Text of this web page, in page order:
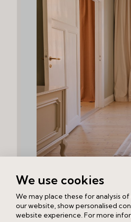
We use cookies
We may place these for analysis
our website, show personalised
website experience. For more